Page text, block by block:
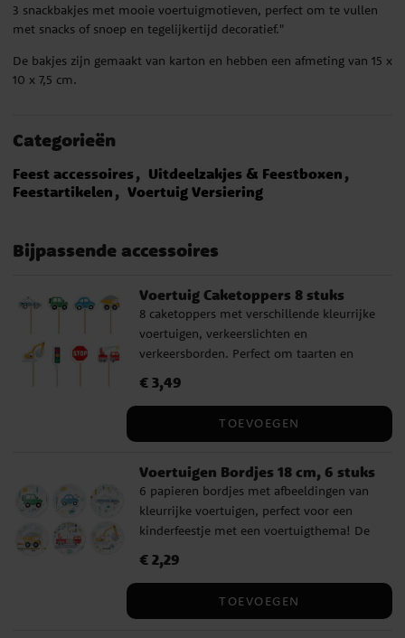
3 snackbakjes met mooie voertuigmotieven, perfect om te vullen
met snacks of snoep en tegelijkertijd decoratief."
De bakjes zijn gemaakt van karton en hebben een afmeting van 15 x
10 x 7,5 cm.
Categorieën
Feest accessoires
Uitdeelzakjes & Feestboxen
Feestartikelen
Voertuig Versiering
Bijpassende accessoires
Voertuig Caketoppers 8 stuks
8 caketoppers met verschillende kleurrijke
voertuigen, verkeerslichten en
verkeersborden. Perfect om taarten en
met een voertuigthema! Ze zijn ongeveer
Prijs:€ 3,49
€ 3,49
TOEVOEGEN
Voertuigen Bordjes 18 cm, 6 stuks
6 papieren bordjes met afbeeldingen van
kleurrijke voertuigen, perfect voor een
kinderfeestje met een voertuigthema! De
ongeveer 18 cm.
Prijs:€ 2,29
€ 2,29
TOEVOEGEN